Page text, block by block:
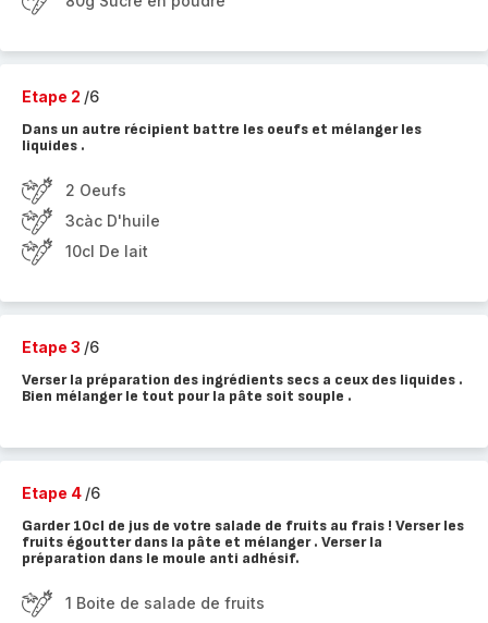
Etape 2 /6
Dans un autre récipient battre les oeufs et mélanger les
liquides .
2 Oeufs
3càc D'huile
10cl De lait
Etape 3 /6
Verser la préparation des ingrédients secs a ceux des liquides .
Bien mélanger le tout pour la pâte soit souple .
Etape 4 /6
Garder 10cl de jus de votre salade de fruits au frais ! Verser les
fruits égoutter dans la pâte et mélanger . Verser la
préparation dans le moule anti adhésif.
1 Boite de salade de fruits